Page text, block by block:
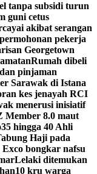
tanpa subsidi turun
guni cetus
akibat serangan
pekerja
Georgetown
Rumah dibeli
pinjaman
Sarawak di Istana
kes jenayah RCI
menerusi inisiatif
Member 8.0 maut
35 hingga 40 Ahli
Haji pada
bongkar nafsu
Lelaki ditemukan
10 kru warga